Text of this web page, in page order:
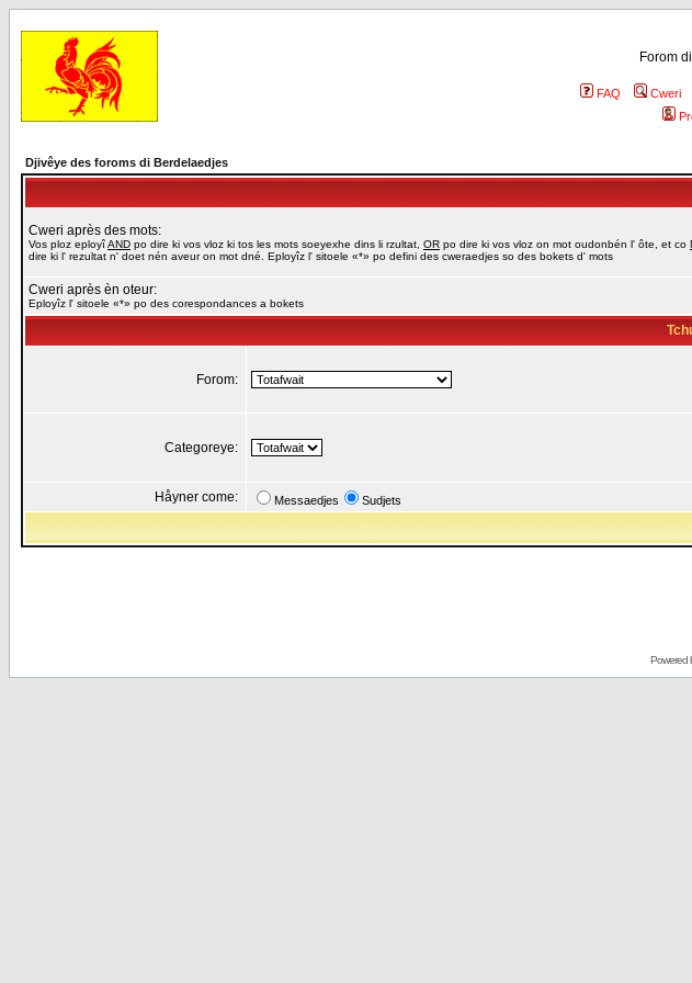
Forom
FAQ Cweri
Djivêye des foroms di Berdelaedjes
Cweri après des mots:
Vos ploz eployîAND po dire ki vos vloz ki tos les mots soeyexhe dins li rzultat, OR po dire ki vos vloz on mot oudonbén l' ôte, et co
dire ki l' rezultat n' doet nén aveur on mot dné. Eployîz l' sitoele «*» po defini des cweraedjes so des bokets d' mots
Cweri après èn oteur:
Eployîz l' sitoele «*» po des corespondances a bokets
Forom:
Categoreye:
Håyner come: Messaedjes Sudjets
Powered